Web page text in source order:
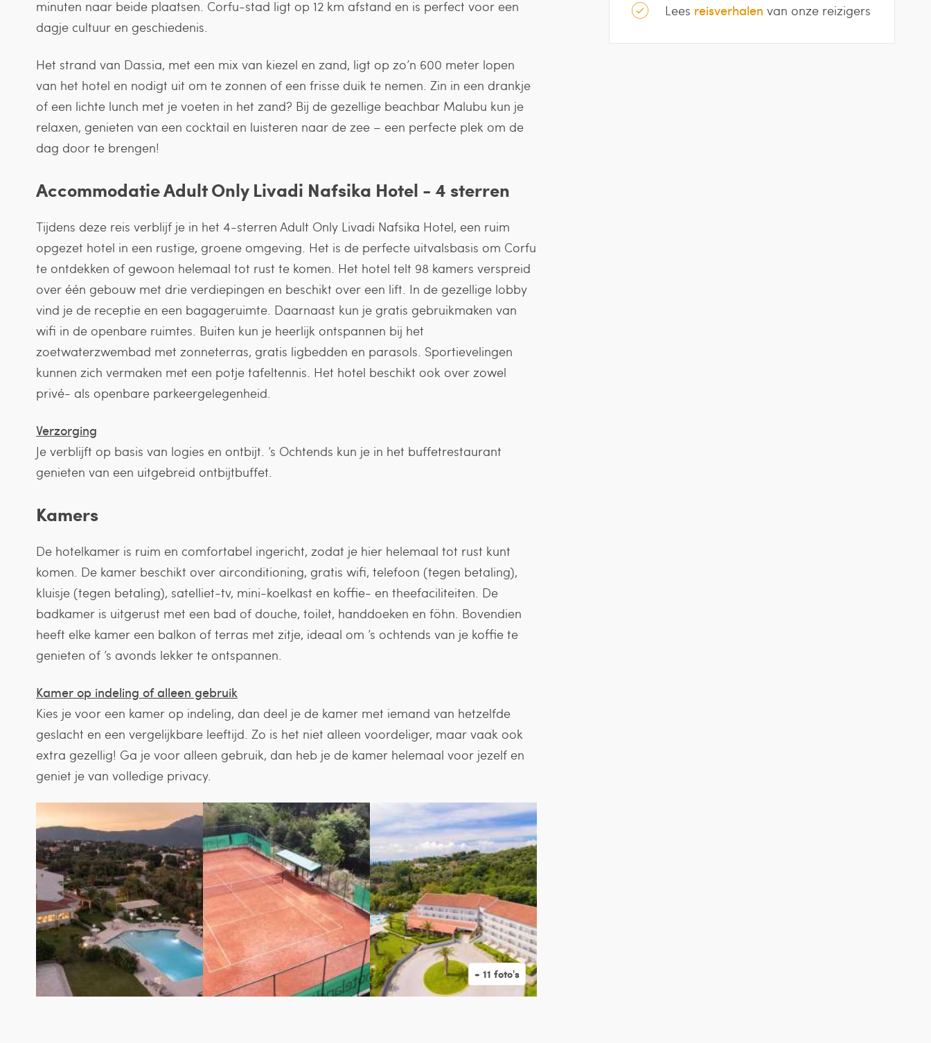
minuten naar beide plaatsen. Corfu-stad ligt op 12 km afstand en is perfect voor een
dagje cultuur en geschiedenis.
Het strand van Dassia, met een mix van kiezel en zand, ligt op zo’n 600 meter lopen
van het hotel en nodigt uit om te zonnen of een frisse duik te nemen. Zin in een drankje
of een lichte lunch met je voeten in het zand? Bij de gezellige beachbar Malubu kun je
relaxen, genieten van een cocktail en luisteren naar de zee – een perfecte plek om de
dag door te brengen!
Accommodatie Adult Only Livadi Nafsika Hotel - 4 sterren
Tijdens deze reis verblijf je in het 4-sterren Adult Only Livadi Nafsika Hotel, een ruim
opgezet hotel in een rustige, groene omgeving. Het is de perfecte uitvalsbasis om Corfu
te ontdekken of gewoon helemaal tot rust te komen. Het hotel telt 98 kamers verspreid
over één gebouw met drie verdiepingen en beschikt over een lift. In de gezellige lobby
vind je de receptie en een bagageruimte. Daarnaast kun je gratis gebruikmaken van
wifi in de openbare ruimtes. Buiten kun je heerlijk ontspannen bij het
zoetwaterzwembad met zonneterras, gratis ligbedden en parasols. Sportievelingen
kunnen zich vermaken met een potje tafeltennis. Het hotel beschikt ook over zowel
privé- als openbare parkeergelegenheid.
Verzorging
Je verblijft op basis van logies en ontbijt. ’s Ochtends kun je in het buffetrestaurant
genieten van een uitgebreid ontbijtbuffet.
Kamers
De hotelkamer is ruim en comfortabel ingericht, zodat je hier helemaal tot rust kunt
komen. De kamer beschikt over airconditioning, gratis wifi, telefoon (tegen betaling),
kluisje (tegen betaling), satelliet-tv, mini-koelkast en koffie- en theefaciliteiten. De
badkamer is uitgerust met een bad of douche, toilet, handdoeken en föhn. Bovendien
heeft elke kamer een balkon of terras met zitje, ideaal om ’s ochtends van je koffie te
genieten of ’s avonds lekker te ontspannen.
Kamer op indeling of alleen gebruik
Kies je voor een kamer op indeling, dan deel je de kamer met iemand van hetzelfde
geslacht en een vergelijkbare leeftijd. Zo is het niet alleen voordeliger, maar vaak ook
extra gezellig! Ga je voor alleen gebruik, dan heb je de kamer helemaal voor jezelf en
geniet je van volledige privacy.
Lees reisverhalen van onze reizigers